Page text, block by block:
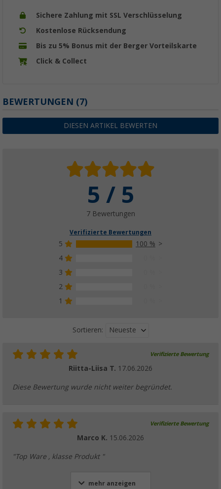
Sichere Zahlung mit SSL Verschlüsselung
Kostenlose Rücksendung
Bis zu 5% Bonus mit der Berger Vorteilskarte
Click & Collect
BEWERTUNGEN (7)
DIESEN ARTIKEL BEWERTEN
5 / 5
7 Bewertungen
Verifizierte Bewertungen
5
100 %
4
3
2
1
Sortieren: Neueste
Verifizierte Bewertung
Riitta-Liisa T. 17.06.2026
Diese Bewertung wurde nicht weiter begründet.
Verifizierte Bewertung
Marco K. 15.06.2026
"Top Ware , klasse Produkt "
mehr anzeigen